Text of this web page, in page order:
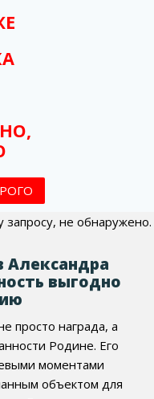
не обнаружено.
Александра
выгодно
просто награда, а
Родине. Его
моментами
объектом для